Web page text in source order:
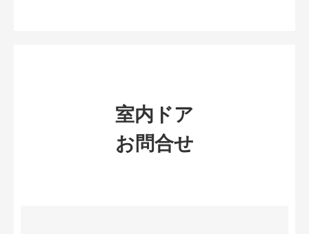
室内ドア
お問合せ